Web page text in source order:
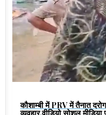
कौशाम्बी में PRV में तैनात
व्यवहार,वीडियो सोशल